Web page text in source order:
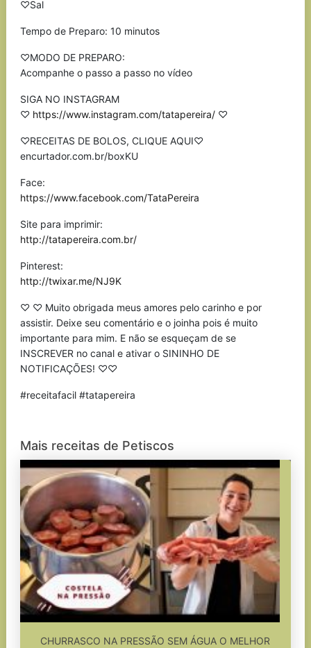
♡Sal
Tempo de Preparo: 10 minutos
♡MODO DE PREPARO:
Acompanhe o passo a passo no vídeo
SIGA NO INSTAGRAM
♡ https://www.instagram.com/tatapereira/♡
♡RECEITAS DE BOLOS, CLIQUE AQUI♡
encurtador.com.br/boxKU
Face:
https://www.facebook.com/TataPereira
Site para imprimir:
http://tatapereira.com.br/
Pinterest:
http://twixar.me/NJ9K
♡ ♡ Muito obrigada meus amores pelo carinho e por
assistir. Deixe seu comentário e o joinha pois é muito
importante para mim. E não se esqueçam de se
INSCREVER no canal e ativar o SININHO DE
NOTIFICAÇÕES! ♡♡
#receitafacil #tatapereira
Mais receitas de Petiscos
CHURRASCO NA PRESSÃO SEM ÁGUA O MELHOR